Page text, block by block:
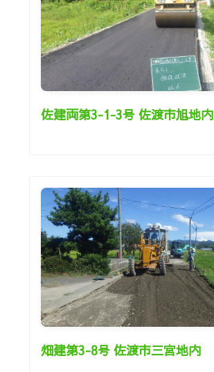
佐建両第3-1-3号 佐渡市旭地内
畑建第3-8号 佐渡市三宮地内